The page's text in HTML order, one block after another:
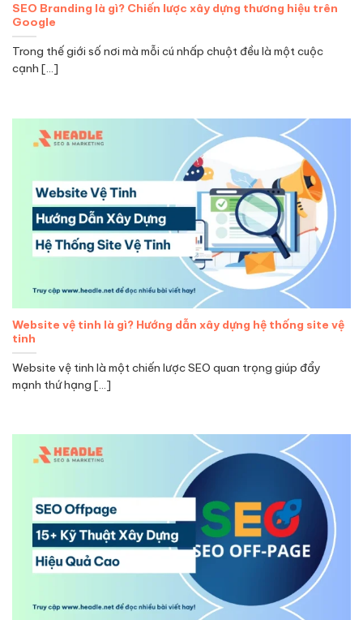
SEO Branding là gì? Chiến lược xây dựng thương hiệu trên
Google
Trong thế giới số nơi mà mỗi cú nhấp chuột đều là một cuộc
cạnh [...]
Website vệ tinh là gì? Hướng dẫn xây dựng hệ thống site vệ
tinh
Website vệ tinh là một chiến lược SEO quan trọng giúp đẩy
mạnh thứ hạng [...]